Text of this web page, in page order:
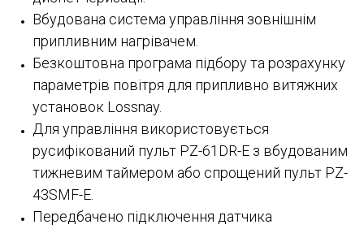
Вбудована система управління зовнішнім
припливним нагрівачем.
Безкоштовна програма підбору та розрахунку
параметрів повітря для припливно витяжних
установок Lossnay.
Для управління використовується
русифікований пульт PZ-61DR-E з вбудованим
тижневим таймером або спрощений пульт PZ-
43SMF-E.
Передбачено підключення датчика